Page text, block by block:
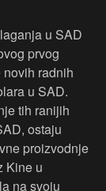
u SAD
prvog
radnih
u SAD.
tih ranijih
ostaju
proizvodnje
Kine u
na svoju